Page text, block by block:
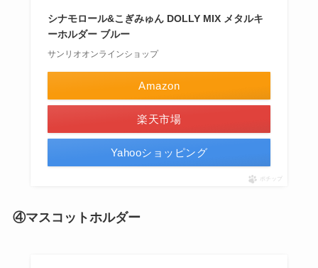
シナモロール&こぎみゅん DOLLY MIX メタルキ
ーホルダー ブルー
サンリオオンラインショップ
Amazon
楽天市場
Yahooショッピング
ポチップ
④マスコットホルダー